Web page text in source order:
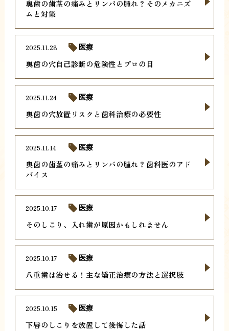
奥歯の歯茎の痛みとリンパの腫れ？そのメカニズ
ムと対策
奥歯の穴自己診断の危険性とプロの目
2025.11.28 医療
奥歯の穴放置リスクと歯科治療の必要性
2025.11.24 医療
奥歯の歯茎の痛みとリンパの腫れ？歯科医のアド
バイス
2025.11.14 医療
そのしこり、入れ歯が原因かもしれません
2025.10.17 医療
八重歯は治せる！主な矯正治療の方法と選択肢
2025.10.17 医療
下唇のしこりを放置して後悔した話
2025.10.15 医療